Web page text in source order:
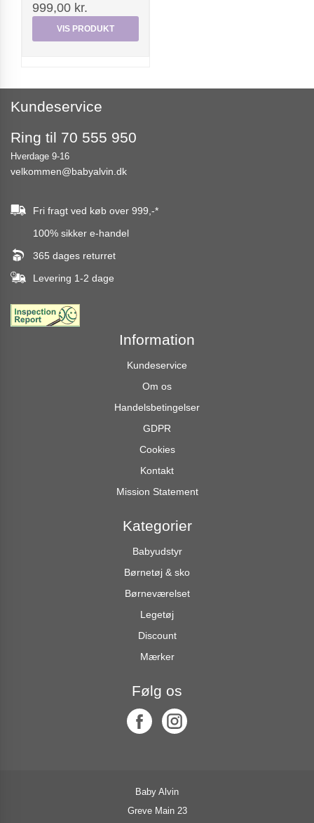
999,00 kr.
VIS PRODUKT
Kundeservice
Ring til 70 555 950
Hverdage 9-16
velkommen@babyalvin.dk
Fri fragt ved køb over 999,-*
100% sikker e-handel
365 dages returret
Levering 1-2 dage
Information
Kundeservice
Om os
Handelsbetingelser
GDPR
Cookies
Kontakt
Mission Statement
Kategorier
Babyudstyr
Børnetøj & sko
Børneværelset
Legetøj
Discount
Mærker
Følg os
Baby Alvin
Greve Main 23